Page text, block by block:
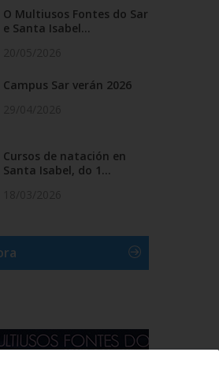
O Multiusos Fontes do Sar
e Santa Isabel...
Campus Sar verán 2026
Cursos de natación en
Santa Isabel, do 1...